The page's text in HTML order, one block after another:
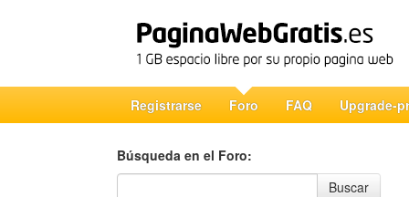
Registrarse Foro FAQ Upgrade-
Búsqueda en el Foro:
Búsqueda en el Foro
Buscar